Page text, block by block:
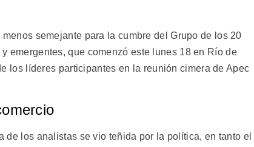
semejante para la cumbre del Grupo de los 20
emergentes, que comenzó este lunes 18 en Río de
los líderes participantes en la reunión cimera de Apec
de los analistas se vio teñida por la política, en tanto el